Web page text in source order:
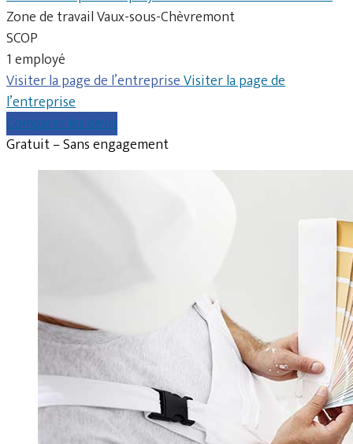
Zone de travail Vaux-sous-Chèvremont
SCOP
1 employé
Visiter la page de l’entrepriseVisiter la page de
l’entreprise
Comparer les devis
Gratuit – Sans engagement